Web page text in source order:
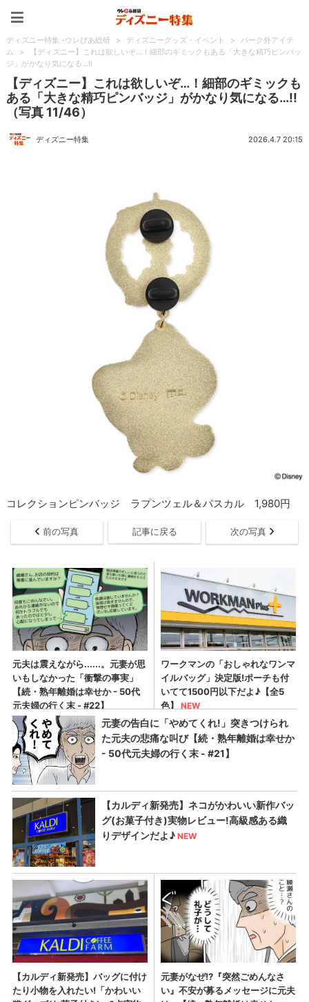
ディズニー特集 -ウレぴあ総研 > ディズニーグッズ・イベント >
パーク外アイテ
ム
>
【ディズニー】これは欲しいぞ…！細部のギミックもある「大きな精巧ピンバッ
ジ」がかなり気になる…!!
【ディズニー】これは欲しいぞ…！細部のギミックも
ある「大きな精巧ピンバッジ」がかなり気になる…!!
（写真 11/46）
ディズニー特集 2026.4.7 20:15
コレクションピンバッジ ラプンツェル＆パスカル 1,980円
前の写真 記事に戻る 次の写真